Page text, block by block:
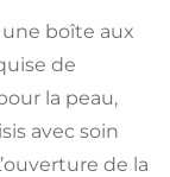
boîte aux
de
la peau,
avec soin
de la